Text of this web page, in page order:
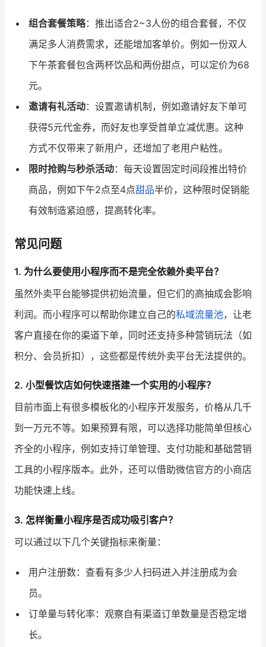
组合套餐策略：推出适合2~3人份的组合套餐，不仅
满足多人消费需求，还能增加客单价。例如一份双人
下午茶套餐包含两杯饮品和两份甜点，可以定价为68
元。
邀请有礼活动：设置邀请机制，例如邀请好友下单可
获得5元代金券，而好友也享受首单立减优惠。这种
方式不仅带来了新用户，还增加了老用户粘性。
限时抢购与秒杀活动：每天设置固定时间段推出特价
商品，例如下午2点至4点甜品半价，这种限时促销能
有效制造紧迫感，提高转化率。
常见问题
1. 为什么要使用小程序而不是完全依赖外卖平台？
虽然外卖平台能够提供初始流量，但它们的高抽成会影响
利润。而小程序可以帮助你建立自己的私域流量池，让老
客户直接在你的渠道下单，同时还支持多种营销玩法（如
积分、会员折扣），这些都是传统外卖平台无法提供的。
2. 小型餐饮店如何快速搭建一个实用的小程序？
目前市面上有很多模板化的小程序开发服务，价格从几千
到一万元不等。如果预算有限，可以选择功能简单但核心
齐全的小程序，例如支持订单管理、支付功能和基础营销
工具的小程序版本。此外，还可以借助微信官方的小商店
功能快速上线。
3. 怎样衡量小程序是否成功吸引客户？
可以通过以下几个关键指标来衡量：
用户注册数：查看有多少人扫码进入并注册成为会
员。
订单量与转化率：观察自有渠道订单数量是否稳定增
长。